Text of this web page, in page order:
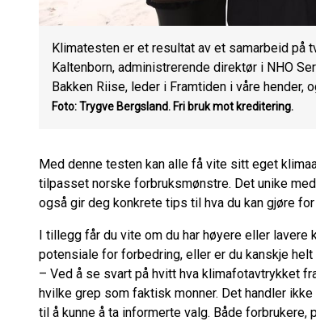
Klimatesten er et resultat av et samarbeid på
Kaltenborn, administrerende direktør i NHO
Bakken Riise, leder i Framtiden i våre hender,
Foto: Trygve Bergsland. Fri bruk mot kreditering.
Med denne testen kan alle få vite sitt eget
tilpasset norske forbruksmønstre. Det unike
også gir deg konkrete tips til hva du kan gjøre
I tillegg får du vite om du har høyere eller lavere
potensiale for forbedring, eller er du kanskje
– Ved å se svart på hvitt hva klimafotavtrykket
hvilke grep som faktisk monner. Det handler
til å kunne å ta informerte valg. Både